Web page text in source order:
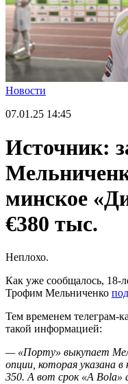
Новости
07.01.25 14:45
Источник:
минское
€380 тыс.
Неплохо.
Как уже сообщалось, 18-
Трофим Мельниченко
Тем временем телеграм-
такой информацией:
— «Порту» выкупает
опции, которая указана
350. А вот срок «A Bola»